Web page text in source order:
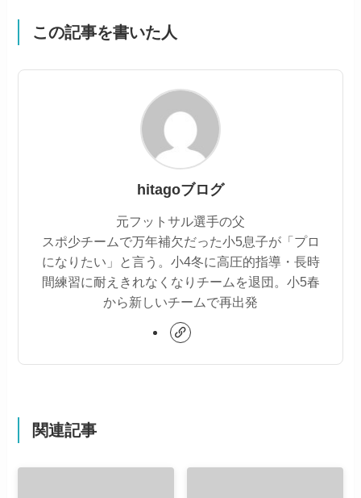
この記事を書いた人
hitagoブログ
元フットサル選手の父
スポ少チームで万年補欠だった小5息子が「プロ
になりたい」と言う。小4冬に高圧的指導・長時
間練習に耐えきれなくなりチームを退団。小5春
から新しいチームで再出発
関連記事